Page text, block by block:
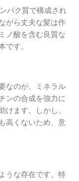
パク質で構成され
がら丈夫な髪は作
ノ酸を含む良質な
です。
なのが、ミネラル
ンの合成を強力に
けます。しかし、
高くないため、意
うな存在です。特